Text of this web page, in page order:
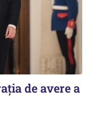
de avere a